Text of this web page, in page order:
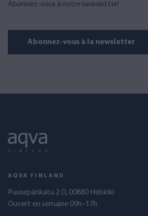
Abonnez-vous à notre newsletter!
Abonnez-vous à la newsletter
AQVA FINLAND
Puusepänkatu 2 D, 00880 Helsinki
Ouvert en semaine 09h–17h